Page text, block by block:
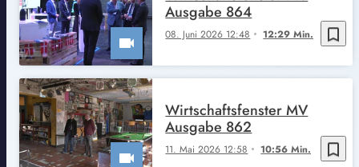
bookmark_border
08. Juni 2026 12:48 12:29 Min.
Ausgabe 864
bookmark_border
11. Mai 2026 12:58 10:56 Min.
Wirtschaftsfenster MV
Ausgabe 862